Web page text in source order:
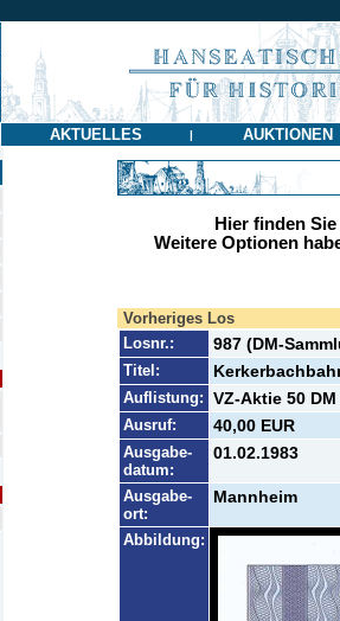
AKTUELLES | AUKTIONEN
Hier finden
Weitere Optionen
Vorheriges Los
Losnr.:
987 (DM-
Titel:
Auflistung: VZ-Aktie 50
Ausruf: 40,00 EUR
Ausgabe-
datum:
01.02.1983
Ausgabe-
ort:
Mannheim
Abbildung: